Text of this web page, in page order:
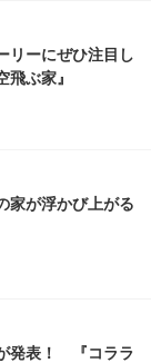
リーにぜひ注目し
ぶ家』
が浮かび上がる
発表！ 『コララ